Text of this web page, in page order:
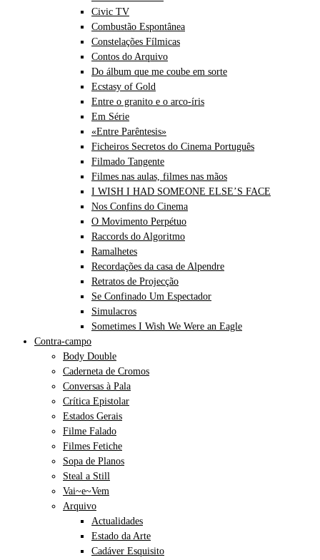
Civic TV
Combustão Espontânea
Constelações Fílmicas
Contos do Arquivo
Do álbum que me coube em sorte
Ecstasy of Gold
Entre o granito e o arco-íris
Em Série
«Entre Parêntesis»
Ficheiros Secretos do Cinema Português
Filmado Tangente
Filmes nas aulas, filmes nas mãos
I WISH I HAD SOMEONE ELSE’S FACE
Nos Confins do Cinema
O Movimento Perpétuo
Raccords do Algoritmo
Ramalhetes
Recordações da casa de Alpendre
Retratos de Projecção
Se Confinado Um Espectador
Simulacros
Sometimes I Wish We Were an Eagle
Contra-campo
Body Double
Caderneta de Cromos
Conversas à Pala
Crítica Epistolar
Estados Gerais
Filme Falado
Filmes Fetiche
Sopa de Planos
Steal a Still
Vai~e~Vem
Arquivo
Actualidades
Estado da Arte
Cadáver Esquisito